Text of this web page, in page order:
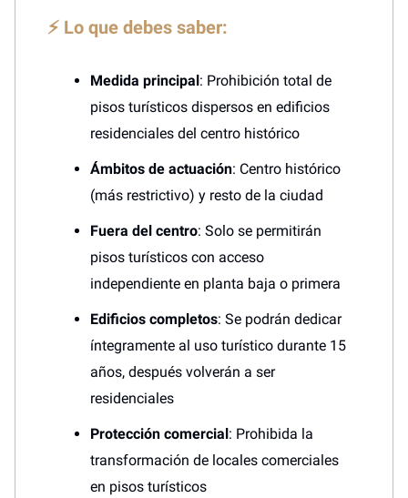
⚡ Lo que debes saber:
Medida principal : Prohibición total de
pisos turísticos dispersos en edificios
residenciales del centro histórico
Ámbitos de actuación: Centro histórico
(más restrictivo) y resto de la ciudad
Fuera del centro: Solo se permitirán
pisos turísticos con acceso
independiente en planta baja o primera
Edificios completos: Se podrán dedicar
íntegramente al uso turístico durante 15
años, después volverán a ser
residenciales
Protección comercial : Prohibida la
transformación de locales comerciales
en pisos turísticos